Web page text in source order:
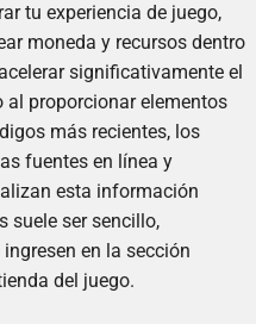
tu experiencia de juego,
moneda y recursos dentro
significativamente el
al proporcionar elementos
más recientes, los
fuentes en línea y
esta información
suele ser sencillo,
en la sección
del juego.